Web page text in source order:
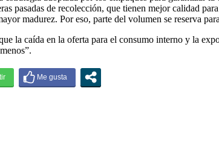
pasadas de recolección, que tienen mejor calidad
madurez. Por eso, parte del volumen se reserva
la caída en la oferta para el consumo interno y la